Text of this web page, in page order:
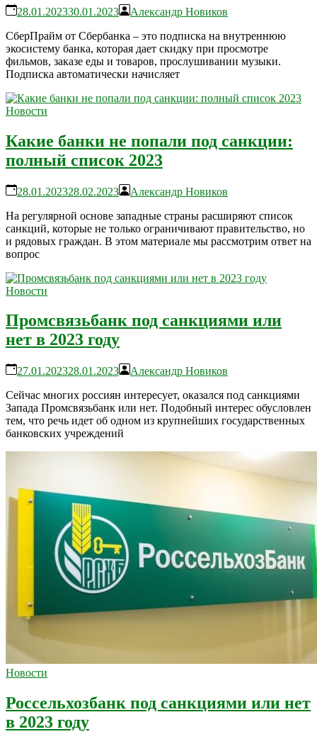
28.01.202330.01.2023
Александр Новиков
СберПрайм от Сбербанка – это подписка на внутреннюю
экосистему банка, которая дает скидку при просмотре
фильмов, заказе еды и товаров, прослушивании музыки.
Подписка автоматически начисляет
Новости
Какие банки не попали под санкции:
полный список 2023
28.01.202328.02.2023
Александр Новиков
На регулярной основе западные страны расширяют список
санкций, которые не только ограничивают правительство, но
и рядовых граждан. В этом материале мы рассмотрим ответ на
вопрос
Новости
Промсвязьбанк под санкциями или
нет в 2023 году
27.01.202328.01.2023
Александр Новиков
Сейчас многих россиян интересует, оказался под санкциями
Запада Промсвязьбанк или нет. Подобный интерес обусловлен
тем, что речь идет об одном из крупнейших государственных
банковских учреждений
Новости
Россельхозбанк под санкциями или нет
в 2023 году